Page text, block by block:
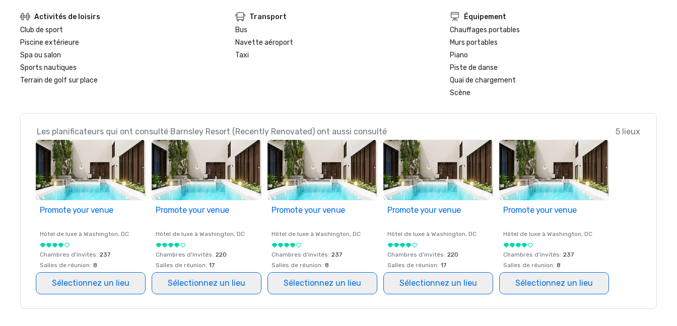
Activités de loisirs
Club de sport
Piscine extérieure
Spa ou salon
Sports nautiques
Terrain de golf sur place
Transport
Bus
Navette aéroport
Taxi
Équipement
Chauffages portables
Murs portables
Piano
Piste de danse
Quai de chargement
Scène
Les planificateurs qui ont consulté Barnsley Resort (Recently Renovated) ont aussi consulté 5 lieux
Promote your venue
Hôtel de luxe à Washington, DC
Chambres d'invités: 237
Salles de réunion: 8
Sélectionnez un lieu
Promote your venue
Hôtel de luxe à Washington, DC
Chambres d'invités: 220
Salles de réunion: 17
Sélectionnez un lieu
Promote your venue
Hôtel de luxe à Washington, DC
Chambres d'invités: 237
Salles de réunion: 8
Sélectionnez un lieu
Promote your venue
Hôtel de luxe à Washington, DC
Chambres d'invités: 220
Salles de réunion: 17
Sélectionnez un lieu
Promote your venue
Hôtel de luxe à Washington, DC
Chambres d'invités: 237
Salles de réunion: 8
Sélectionnez un lieu